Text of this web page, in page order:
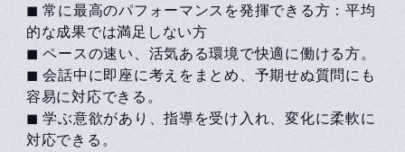
◼ 常に最高のパフォーマンスを発揮できる方：平均
的な成果では満足しない方
◼ ペースの速い、活気ある環境で快適に働ける方。
◼ 会話中に即座に考えをまとめ、予期せぬ質問にも
容易に対応できる。
◼ 学ぶ意欲があり、指導を受け入れ、変化に柔軟に
対応できる。